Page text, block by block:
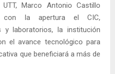
Marco Antonio Castillo
con la apertura el CIC,
y laboratorios, la institución
el avance tecnológico para
que beneficiará a más de